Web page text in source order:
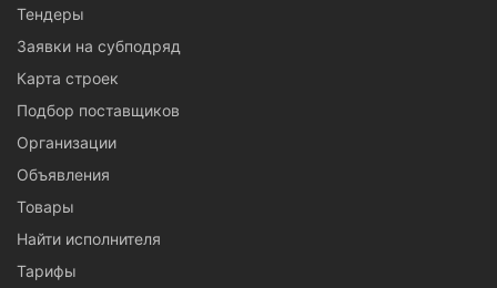
Тендеры
Заявки на субподряд
Карта строек
Подбор поставщиков
Организации
Объявления
Товары
Найти исполнителя
Тарифы